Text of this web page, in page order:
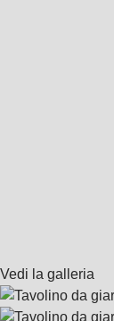
Vedi la galleria